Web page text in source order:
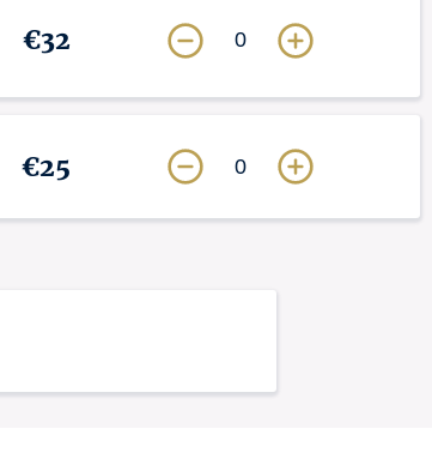
€32 0
€25 0